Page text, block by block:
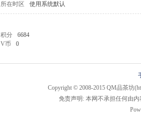
所在时区 使用系统默认
积分 6684
V币 0
Copyright © 2008-2015 QM品茶坊
免责声明: 本网不承担任何由